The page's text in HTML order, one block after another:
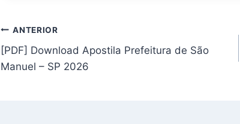
Navegação
de
ANTERIOR
[PDF] Download Apostila Prefeitura de São
Manuel – SP 2026